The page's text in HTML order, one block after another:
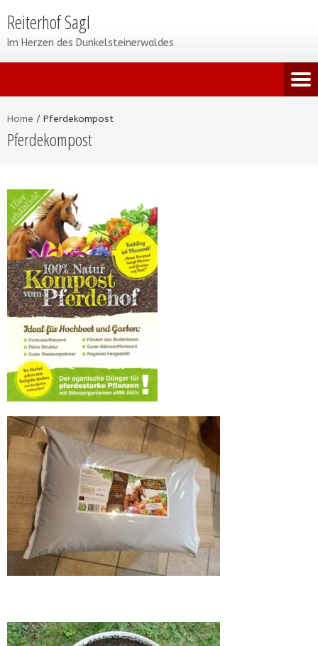
Reiterhof Sagl
Im Herzen des Dunkelsteinerwaldes
Home / Pferdekompost
Pferdekompost